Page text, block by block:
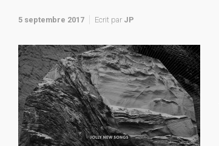
5 septembre 2017 Ecrit par JP